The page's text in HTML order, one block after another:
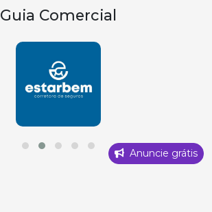
Guia Comercial
Anuncie grátis